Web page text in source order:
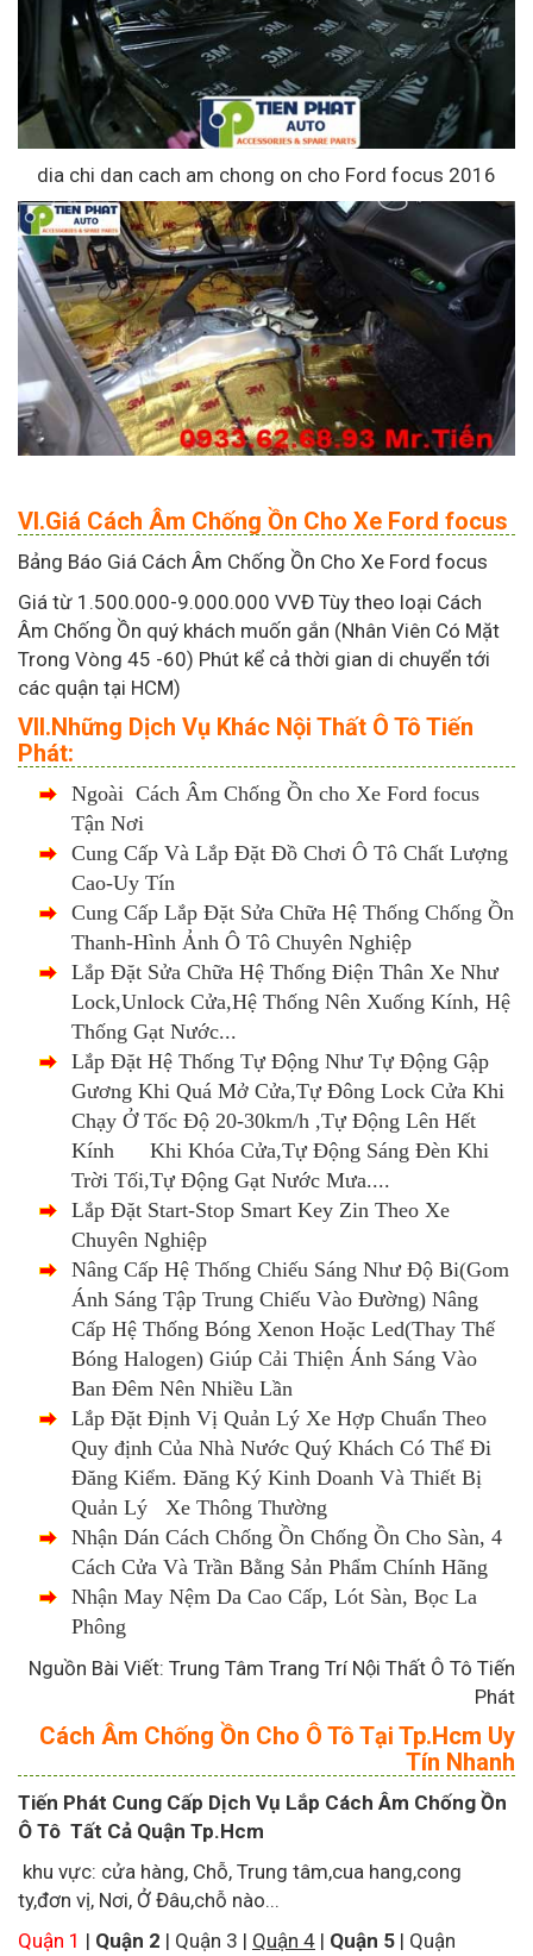
dia chi dan cach am chong on cho Ford focus 2016
VI.Giá Cách Âm Chống Ồn Cho Xe Ford focus
Bảng Báo Giá Cách Âm Chống Ồn Cho Xe Ford focus
Giá từ 1.500.000-9.000.000 VVĐ Tùy theo loại Cách
Âm Chống Ồn quý khách muốn gắn (Nhân Viên Có Mặt
Trong Vòng 45 -60) Phút kể cả thời gian di chuyển tới
các quận tại HCM)
VII.Những Dịch Vụ Khác Nội Thất Ô Tô Tiến
Phát:
Ngoài Cách Âm Chống Ồn cho Xe Ford focus
Tận Nơi
Cung Cấp Và Lắp Đặt Đồ Chơi Ô Tô Chất Lượng
Cao-Uy Tín
Cung Cấp Lắp Đặt Sửa Chữa Hệ Thống Chống Ồn
Thanh-Hình Ảnh Ô Tô Chuyên Nghiệp
Lắp Đặt Sửa Chữa Hệ Thống Điện Thân Xe Như
Lock,Unlock Cửa,Hệ Thống Nên Xuống Kính, Hệ
Thống Gạt Nước...
Lắp Đặt Hệ Thống Tự Động Như Tự Động Gập
Gương Khi Quá Mở Cửa,Tự Đông Lock Cửa Khi
Chạy Ở Tốc Độ 20-30km/h ,Tự Động Lên Hết
Kính Khi Khóa Cửa,Tự Động Sáng Đèn Khi
Trời Tối,Tự Động Gạt Nước Mưa....
Lắp Đặt Start-Stop Smart Key Zin Theo Xe
Chuyên Nghiệp
Nâng Cấp Hệ Thống Chiếu Sáng Như Độ Bi(Gom
Ánh Sáng Tập Trung Chiếu Vào Đường) Nâng
Cấp Hệ Thống Bóng Xenon Hoặc Led(Thay Thế
Bóng Halogen) Giúp Cải Thiện Ánh Sáng Vào
Ban Đêm Nên Nhiều Lần
Lắp Đặt Định Vị Quản Lý Xe Hợp Chuẩn Theo
Quy định Của Nhà Nước Quý Khách Có Thể Đi
Đăng Kiểm. Đăng Ký Kinh Doanh Và Thiết Bị
Quản Lý Xe Thông Thường
Nhận Dán Cách Chống Ồn Chống Ồn Cho Sàn, 4
Cách Cửa Và Trần Bằng Sản Phẩm Chính Hãng
Nhận May Nệm Da Cao Cấp, Lót Sàn, Bọc La
Phông
Nguồn Bài Viết: Trung Tâm Trang Trí Nội Thất Ô Tô Tiến
Phát
Cách Âm Chống Ồn Cho Ô Tô Tại Tp.Hcm Uy
Tín Nhanh
Tiến Phát Cung Cấp Dịch Vụ Lắp Cách Âm Chống Ồn
Ô Tô Tất Cả Quận Tp.Hcm
khu vực: cửa hàng, Chỗ, Trung tâm,cua hang,cong
ty,đơn vị, Nơi, Ở Đâu,chỗ nào...
Quận 1 | Quận 2 | Quận 3 | Quận 4 | Quận 5 | Quận